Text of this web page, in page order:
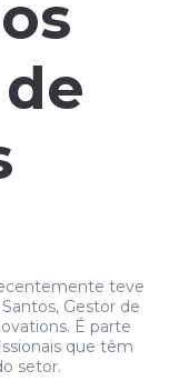
teve
Gestor de
É parte
que têm
setor.